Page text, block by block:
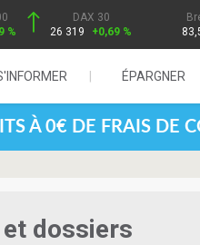
%
DAX 30
26 319
+0,69 %
ÉPARGNER
À 0€ DE FRAIS DE
dossiers